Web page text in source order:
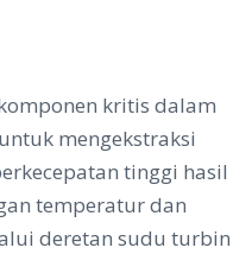
kritis dalam
mengekstraksi
tinggi hasil
temperatur dan
deretan sudu turbin